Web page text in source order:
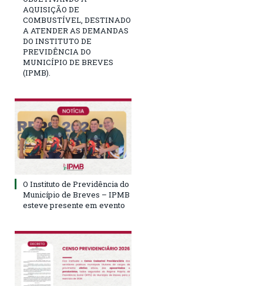
AQUISIÇÃO DE
COMBUSTÍVEL, DESTINADO
A ATENDER AS DEMANDAS
DO INSTITUTO DE
PREVIDÊNCIA DO
MUNICÍPIO DE BREVES
(IPMB).
O Instituto de Previdência do
Município de Breves – IPMB
esteve presente em evento